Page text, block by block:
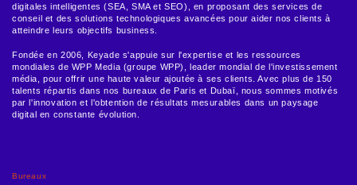
Bureaux
digitales intelligentes (SEA, SMA et SEO), en proposant des services de
conseil et des solutions technologiques avancées pour aider nos clients à
atteindre leurs objectifs business.
Fondée en 2006, Keyade s'appuie sur l'expertise et les ressources
mondiales de WPP Media (groupe WPP), leader mondial de l'investissement
média, pour offrir une haute valeur ajoutée à ses clients. Avec plus de 150
talents répartis dans nos bureaux de Paris et Dubaï, nous sommes motivés
par l'innovation et l'obtention de résultats mesurables dans un paysage
digital en constante évolution.